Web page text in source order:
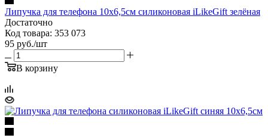
Липучка для телефона 10х6,5см силиконовая iLikeGift зелёная
Достаточно
Код товара: 353 073
95 руб./шт
В корзину